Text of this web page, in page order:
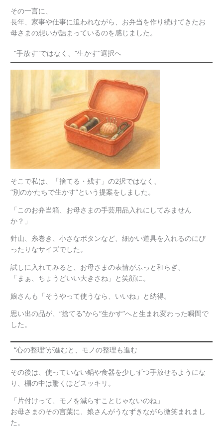
その一言に、
長年、家事や仕事に追われながら、お弁当を作り続けてきたお
母さまの想いが詰まっているのを感じました。
“手放す”ではなく、“生かす”選択へ
そこで私は、「捨てる・残す」の2択ではなく、
“別のかたちで生かす”という提案をしました。
「このお弁当箱、お母さまの手芸用品入れにしてみません
か？」
針山、糸巻き、小さなボタンなど、細かい道具を入れるのにぴ
ったりなサイズでした。
試しに入れてみると、お母さまの表情がふっと和らぎ、
「まぁ、ちょうどいい大きさね」と笑顔に。
娘さんも「そうやって使うなら、いいね」と納得。
思い出の品が、“捨てる”から“生かす”へと生まれ変わった瞬間で
した。
“心の整理”が進むと、モノの整理も進む
その後は、使っていない鍋や食器を少しずつ手放せるようにな
り、棚の中は驚くほどスッキリ。
「片付けって、モノを減らすことじゃないのね」
お母さまのその言葉に、娘さんがうなずきながら微笑まれまし
た。